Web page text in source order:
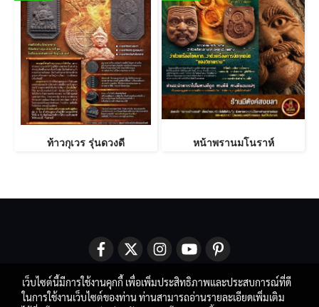
ท้าวกุเวร รุ่นดวงดี หน้าพรานมโนราห์
เว็บไซต์นี้มีการใช้งานคุกกี้ เพื่อเพิ่มประสิทธิภาพและประสบการณ์ที่ดี
ในการใช้งานเว็บไซต์ของท่าน ท่านสามารถอ่านรายละเอียดเพิ่มเติม